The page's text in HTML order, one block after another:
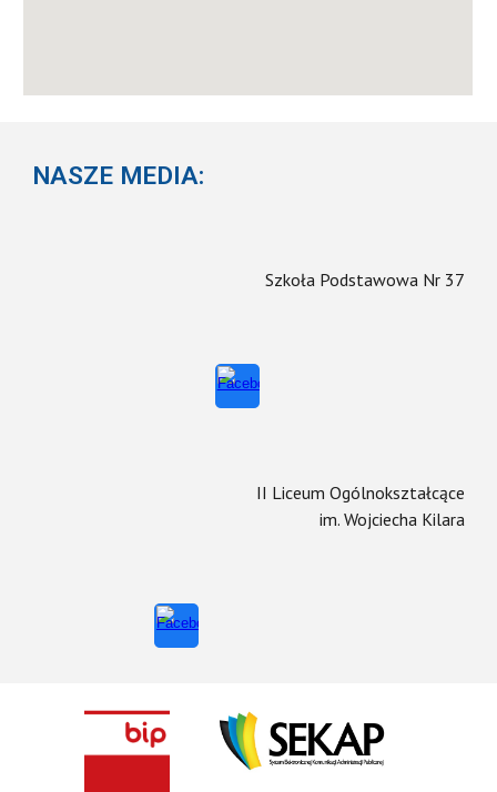
NASZE MEDIA:
Szkoła Podstawowa Nr 37
II Liceum Ogólnokształcące
im. Wojciecha Kilara